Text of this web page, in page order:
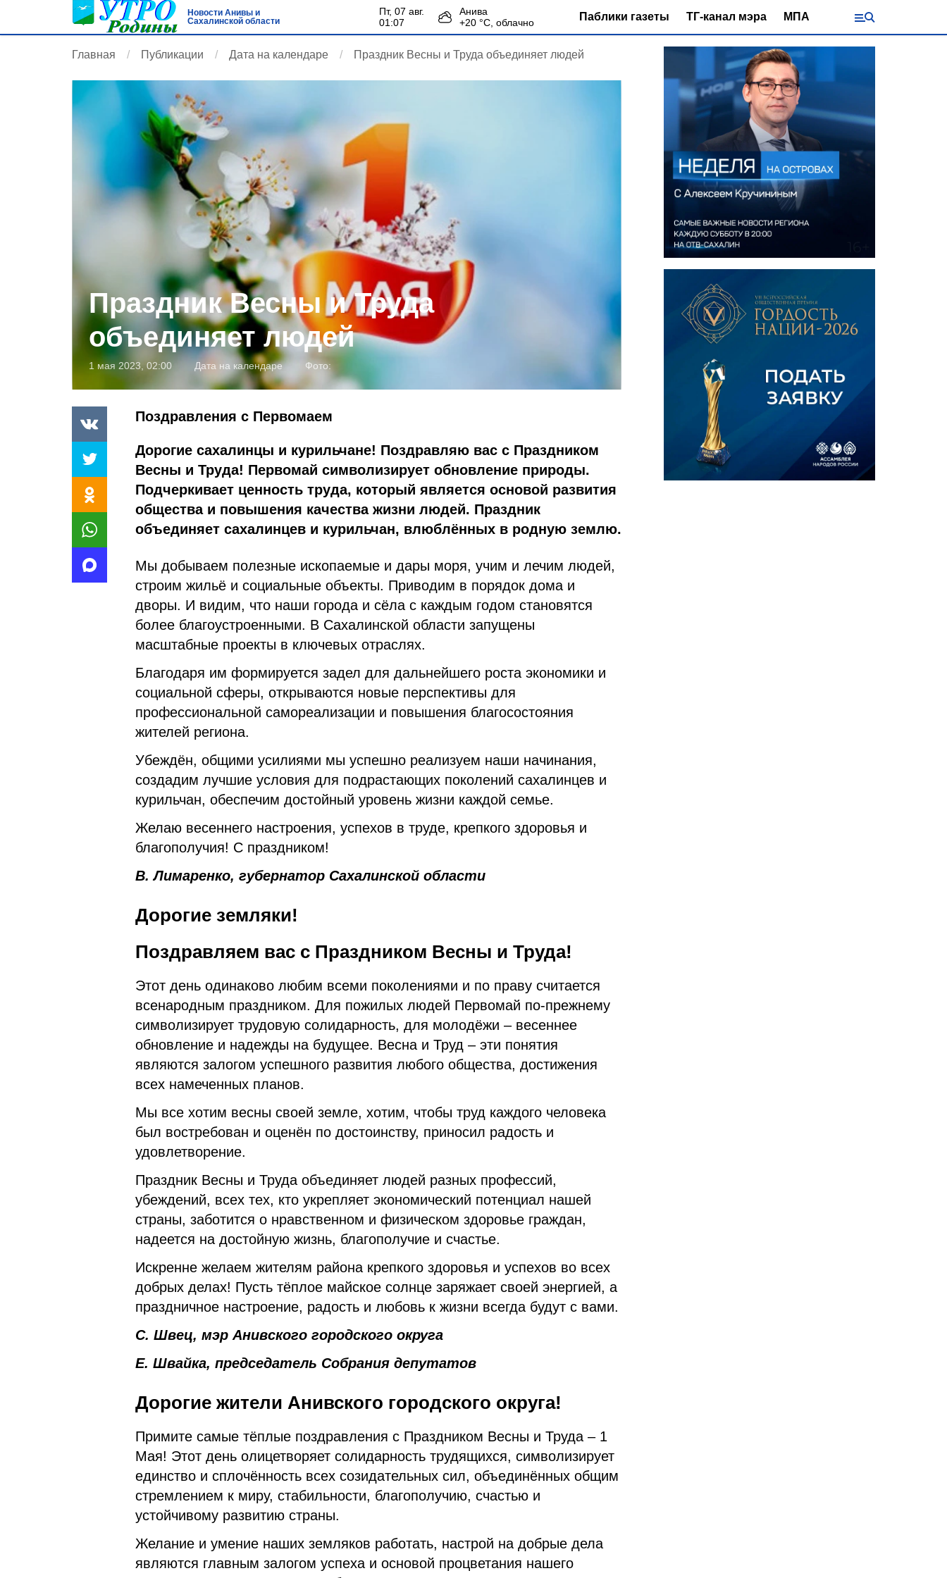
Новости Анивы и
Сахалинской области
пт, 07 авг.
01:07
Анива
+20 °С, облачно Паблики газеты ТГ-канал мэра МПА
Главная Публикации Дата на календаре Праздник Весны и Труда объединяет людей
Праздник Весны и Труда
объединяет людей
1 мая 2023, 02:00 Дата на календаре Фото:
Поздравления с Первомаем
Дорогие сахалинцы и курильчане! Поздравляю вас с Праздником
Весны и Труда! Первомай символизирует обновление природы.
Подчеркивает ценность труда, который является основой развития
общества и повышения качества жизни людей. Праздник
объединяет сахалинцев и курильчан, влюблённых в родную землю.
Мы добываем полезные ископаемые и дары моря, учим и лечим людей,
строим жильё и социальные объекты. Приводим в порядок дома и
дворы. И видим, что наши города и сёла с каждым годом становятся
более благоустроенными. В Сахалинской области запущены
масштабные проекты в ключевых отраслях.
Благодаря им формируется задел для дальнейшего роста экономики и
социальной сферы, открываются новые перспективы для
профессиональной самореализации и повышения благосостояния
жителей региона.
Убеждён, общими усилиями мы успешно реализуем наши начинания,
создадим лучшие условия для подрастающих поколений сахалинцев и
курильчан, обеспечим достойный уровень жизни каждой семье.
Желаю весеннего настроения, успехов в труде, крепкого здоровья и
благополучия! С праздником!
В. Лимаренко, губернатор Сахалинской области
Дорогие земляки!
Поздравляем вас с Праздником Весны и Труда!
Этот день одинаково любим всеми поколениями и по праву считается
всенародным праздником. Для пожилых людей Первомай по-прежнему
символизирует трудовую солидарность, для молодёжи – весеннее
обновление и надежды на будущее. Весна и Труд – эти понятия
являются залогом успешного развития любого общества, достижения
всех намеченных планов.
Мы все хотим весны своей земле, хотим, чтобы труд каждого человека
был востребован и оценён по достоинству, приносил радость и
удовлетворение.
Праздник Весны и Труда объединяет людей разных профессий,
убеждений, всех тех, кто укрепляет экономический потенциал нашей
страны, заботится о нравственном и физическом здоровье граждан,
надеется на достойную жизнь, благополучие и счастье.
Искренне желаем жителям района крепкого здоровья и успехов во всех
добрых делах! Пусть тёплое майское солнце заряжает своей энергией, а
праздничное настроение, радость и любовь к жизни всегда будут с вами.
С. Швец, мэр Анивского городского округа
Е. Швайка, председатель Собрания депутатов
Дорогие жители Анивского городского округа!
Примите самые тёплые поздравления с Праздником Весны и Труда – 1
Мая! Этот день олицетворяет солидарность трудящихся, символизирует
единство и сплочённость всех созидательных сил, объединённых общим
стремлением к миру, стабильности, благополучию, счастью и
устойчивому развитию страны.
Желание и умение наших земляков работать, настрой на добрые дела
являются главным залогом успеха и основой процветания нашего